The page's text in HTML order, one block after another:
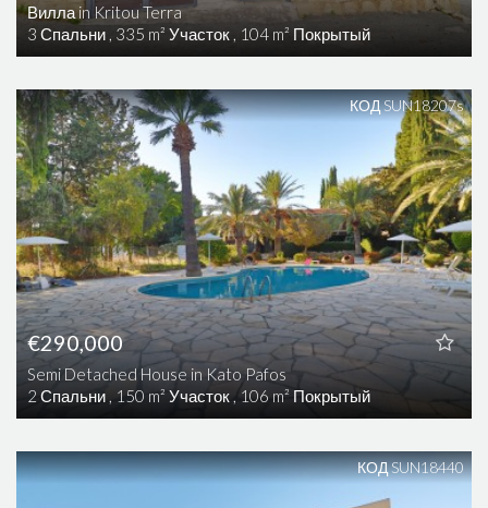
Вилла in Kritou Terra
3 Спальни , 335 m² Участок , 104 m² Покрытый
€290,000
Semi Detached House in Kato Pafos
2 Спальни , 150 m² Участок , 106 m² Покрытый
КОД SUN18207s
КОД SUN18440